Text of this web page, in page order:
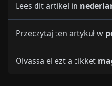
Lees dit artikel in
Przeczytaj ten artykuł w
Olvassa el ezt a cikket